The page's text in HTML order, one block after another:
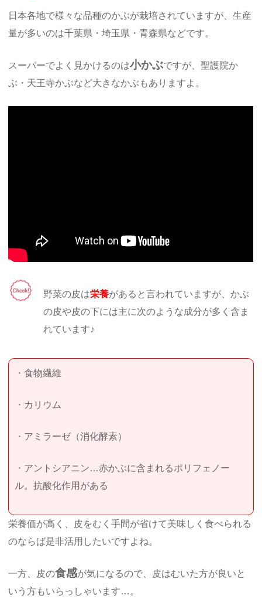
日本各地で様々な品種のかぶが栽培されていますが、生産
量が多いのは千葉県・埼玉県・青森県などです。
スーパーでよく見かけるのは小かぶですが、聖護院か
ぶ・天王寺かぶなど大きなかぶもありますよ。
野菜の皮は栄養があると言われていますが、かぶ
の皮や皮の下には主に次のような成分が多く含ま
れています♪
・食物繊維
・カリウム
・アミラーゼ（消化酵素）
・アントシアニン…赤かぶに含まれるポリフェノー
ル。抗酸化作用がある
栄養価が高く、皮をむく手間が省けて美味しく食べられる
のならば是非活用したいですよね。
一方、皮の食感が気になるので、皮はむいた方が良いと
いう方もいらっしゃいます…。